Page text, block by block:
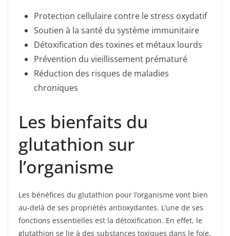
Protection cellulaire contre le stress oxydatif
Soutien à la santé du système immunitaire
Détoxification des toxines et métaux lourds
Prévention du vieillissement prématuré
Réduction des risques de maladies
chroniques
Les bienfaits du
glutathion sur
l’organisme
Les bénéfices du glutathion pour l’organisme vont bien
au-delà de ses propriétés antioxydantes. L’une de ses
fonctions essentielles est la détoxification. En effet, le
glutathion se lie à des substances toxiques dans le foie,